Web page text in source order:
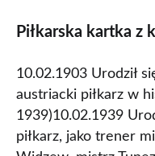
Piłkarska kartka z
10.02.1903 Urodził
austriacki piłkarz w
1939)10.02.1939
piłkarz, jako trener